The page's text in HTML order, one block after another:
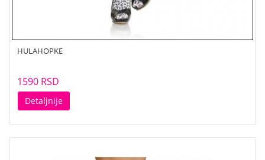
HULAHOPKE
1590 RSD
Detaljnije